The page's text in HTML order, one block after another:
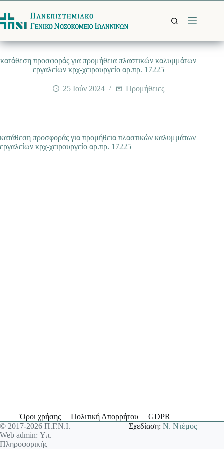
στο
περιεχόμενο
κατάθεση προσφοράς για προμήθεια πλαστικών καλυμμάτων
εργαλείων κρχ-χειρουργείο αρ.πρ. 17225
25 Ιούν 2024 Προμήθειες
κατάθεση προσφοράς για προμήθεια πλαστικών καλυμμάτων
εργαλείων κρχ-χειρουργείο αρ.πρ. 17225
Όροι χρήσης Πολιτική Απορρήτου
GDPR
© 2017-2026 Π.Γ.Ν.Ι. |
Web admin: Υπ.
Πληροφορικής
Σχεδίαση:Ν. Ντέμος